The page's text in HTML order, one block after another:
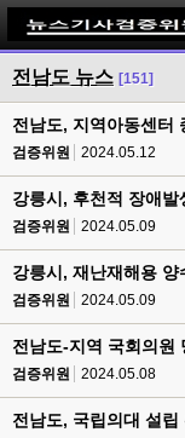
전남도 뉴스 [151]
전남도, 지역아동센터
검증위원 2024.05.12
강릉시, 후천적 장애발
검증위원 2024.05.09
강릉시, 재난재해용 양
검증위원 2024.05.09
전남도-지역 국회의원
검증위원 2024.05.08
전남도, 국립의대 설